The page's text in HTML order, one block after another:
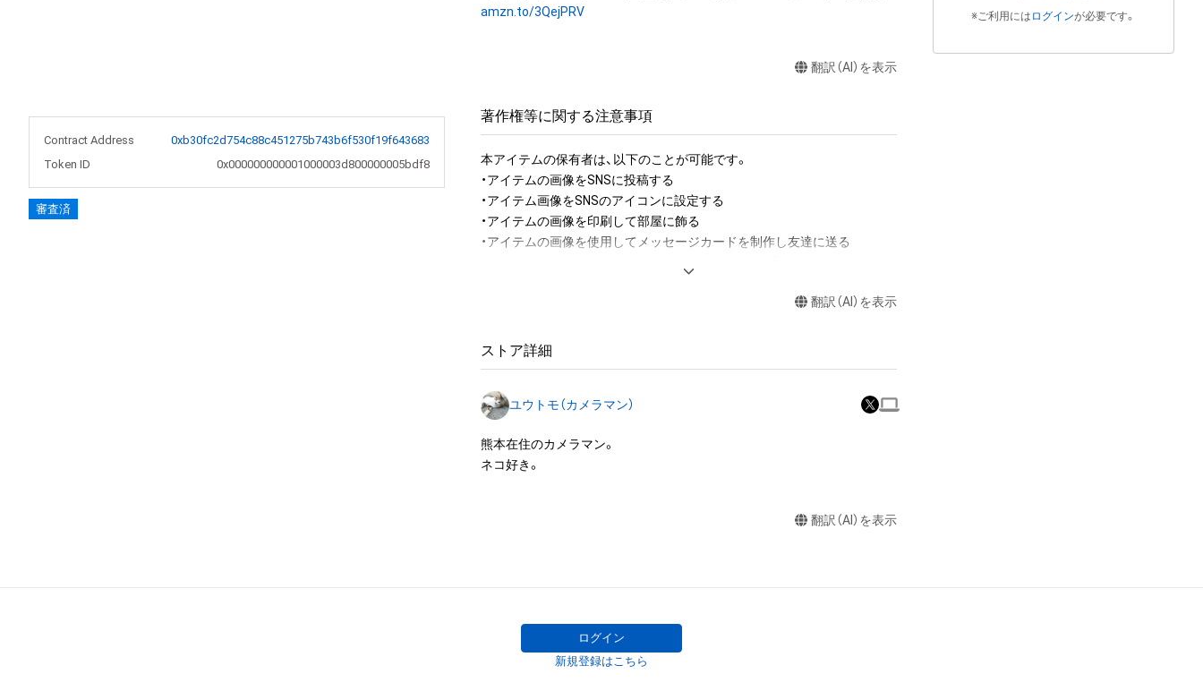
Contract Address
0xb30fc2d754c88c451275b743b6f530f19f643683
Token ID
0x000000000001000003d800000005bdf8
審査済
amzn.to/3QejPRV
翻訳（AI）を表示
著作権等に関する注意事項
本アイテムの保有者は、以下のことが可能です。
・アイテムの画像をSNSに投稿する
・アイテム画像をSNSのアイコンに設定する
・アイテムの画像を印刷して部屋に飾る
・アイテムの画像を使用してメッセージカードを制作し友達に送る
みますがこれらに限られません。)にかかる知的財産権(著作権、特許権、実
は、本アイテムの著作権を有する方、著作隣接権の権利者またはその管理委
有していたとしても、本アイテムに関する創作物にかかる知的財産権を有
することを意味しません。
する権利」の範囲を超えた行為、知的財産権を侵害するおそれのある行為
利用をお断りさせていただきます。
・本アイテムの購入、売却および利用に関して、購入者、売却者、保有者、そ
翻訳（AI）を表示
ストア詳細
ユウトモ（カメラマン）
熊本在住のカメラマン。
ネコ好き。
翻訳（AI）を表示
※ご利用には ログインが必要です。
ログイン
新規登録はこちら